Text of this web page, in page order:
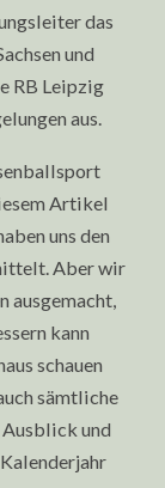
das
und
RB Leipzig
aus.
Artikel
uns den
Aber wir
ausgemacht,
kann
schauen
sämtliche
und